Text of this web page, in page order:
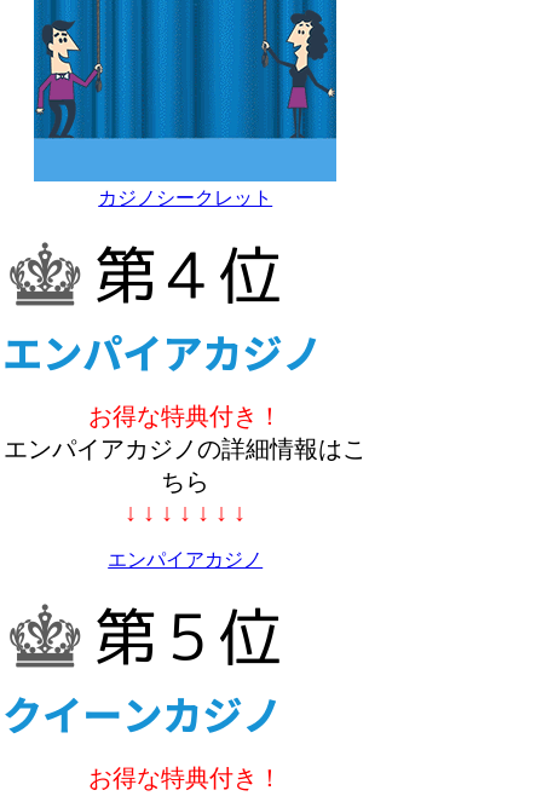
カジノシークレット
お得な特典付き！
エンパイアカジノの詳細情報はこ
ちら
↓ ↓ ↓ ↓ ↓ ↓ ↓
エンパイアカジノ
お得な特典付き！